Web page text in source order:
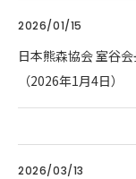
2026/01/15
日本熊森協会 室谷
（2026年1月4日）
2026/03/13